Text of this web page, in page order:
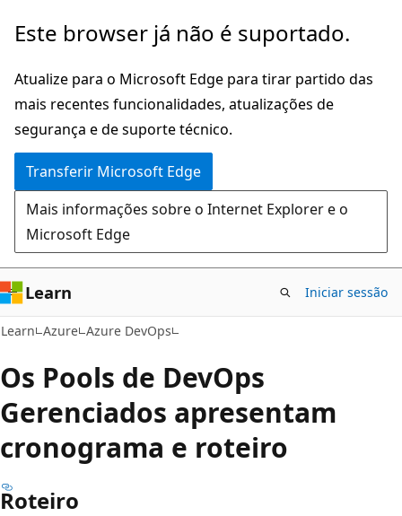
Saltar
o
conteúdo
principal
Este browser já não é suportado.
Atualize para o Microsoft Edge para tirar partido das
mais recentes funcionalidades, atualizações de
segurança e de suporte técnico.
Transferir Microsoft Edge
Mais informações sobre o Internet Explorer e o
Microsoft Edge
Learn Iniciar sessão
Learn Azure Azure DevOps
Os Pools de DevOps
Gerenciados apresentam
cronograma e roteiro
Roteiro